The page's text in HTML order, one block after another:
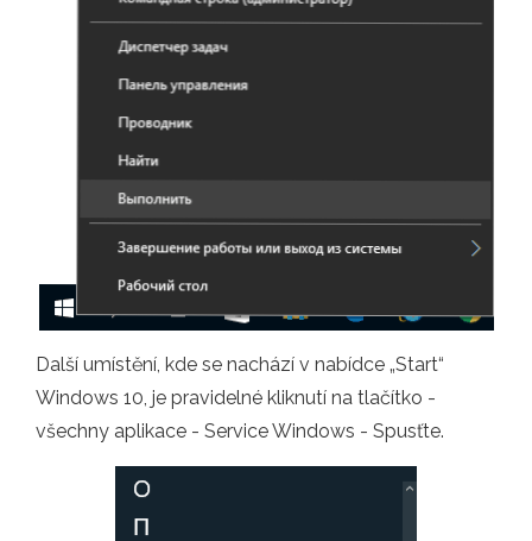
Další umístění, kde se nachází v nabídce „Start“
Windows 10, je pravidelné kliknutí na tlačítko -
všechny aplikace - Service Windows - Spusťte.